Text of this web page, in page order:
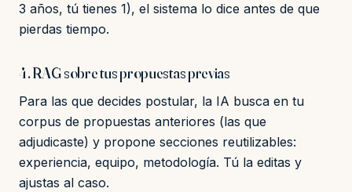
3 años, tú tienes 1), el sistema lo dice antes de que
pierdas tiempo.
4. RAG sobre tus propuestas previas
Para las que decides postular, la IA busca en tu
corpus de propuestas anteriores (las que
adjudicaste) y propone secciones reutilizables:
experiencia, equipo, metodología. Tú la editas y
ajustas al caso.